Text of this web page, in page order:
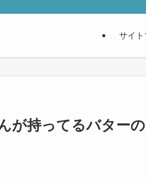
サイ
が持ってるバター